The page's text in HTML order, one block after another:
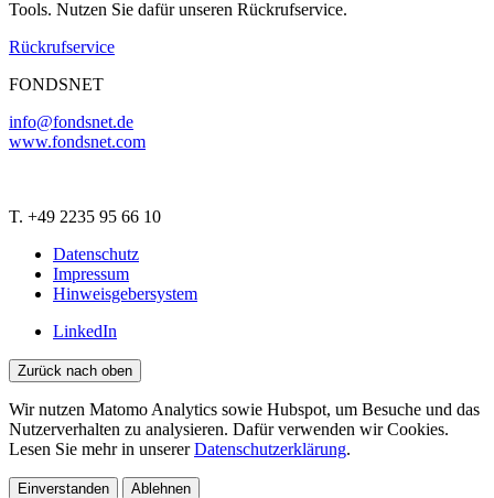
Tools. Nutzen Sie dafür unseren Rückrufservice.
Rückrufservice
FONDSNET
info@fondsnet.de
www.fondsnet.com
T. +49 2235 95 66 10
Datenschutz
Impressum
Hinweisgebersystem
LinkedIn
Zurück nach oben
Wir nutzen Matomo Analytics sowie Hubspot, um Besuche und das
Nutzerverhalten zu analysieren. Dafür verwenden wir Cookies.
Lesen Sie mehr in unsererDatenschutzerklärung.
Einverstanden Ablehnen